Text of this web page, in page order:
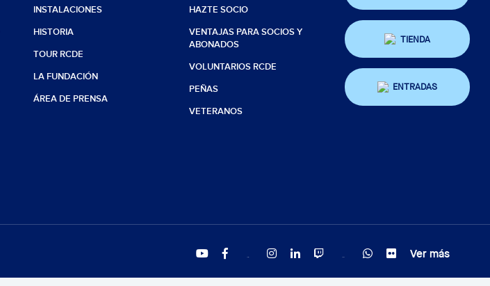
INSTALACIONES
HISTORIA
TOUR RCDE
LA FUNDACIÓN
ÁREA DE PRENSA
HAZTE SOCIO
VENTAJAS PARA SOCIOS Y
ABONADOS
VOLUNTARIOS RCDE
PEÑAS
VETERANOS
TIENDA
ENTRADAS
Ver más